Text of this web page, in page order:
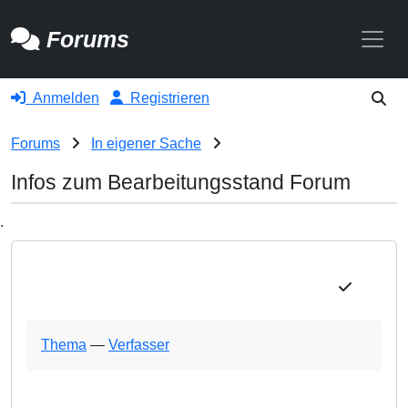
Forums
Anmelden Registrieren
Forums In eigener Sache
Infos zum Bearbeitungsstand Forum
.
Thema — Verfasser